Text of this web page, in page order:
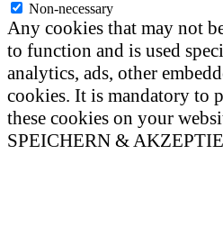
Non-necessary
Any cookies that may not
to function and is used
analytics, ads, other
cookies. It is mandatory to
these cookies on your
SPEICHERN &